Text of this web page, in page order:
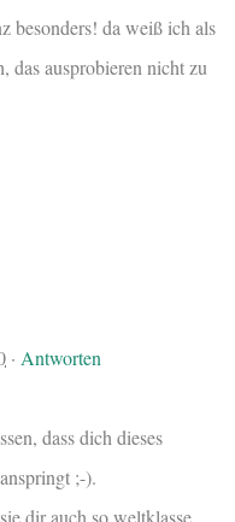
besonders! da weiß ich als
das ausprobieren nicht zu
· Antworten
dass dich dieses
;-).
dir auch so weltklasse